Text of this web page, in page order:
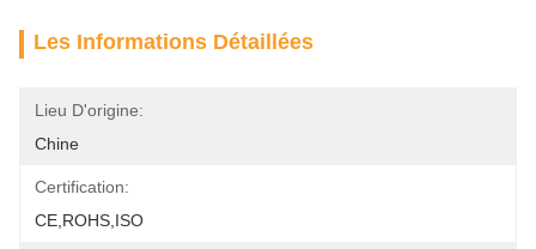
Les Informations Détaillées
Lieu D'origine:
Chine
Certification:
CE,ROHS,ISO